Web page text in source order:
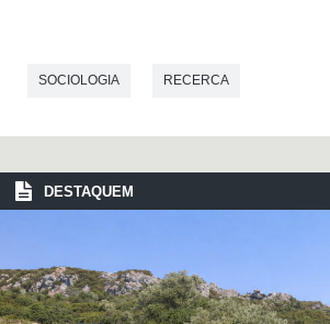
SOCIOLOGIA RECERCA
DESTAQUEM